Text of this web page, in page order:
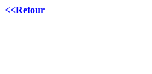
<<Retour